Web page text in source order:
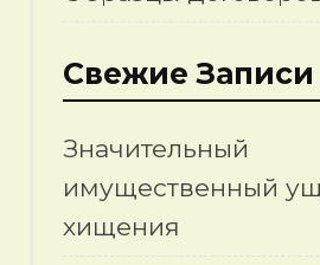
Свежие Записи
Значительный
имущественный
хищения